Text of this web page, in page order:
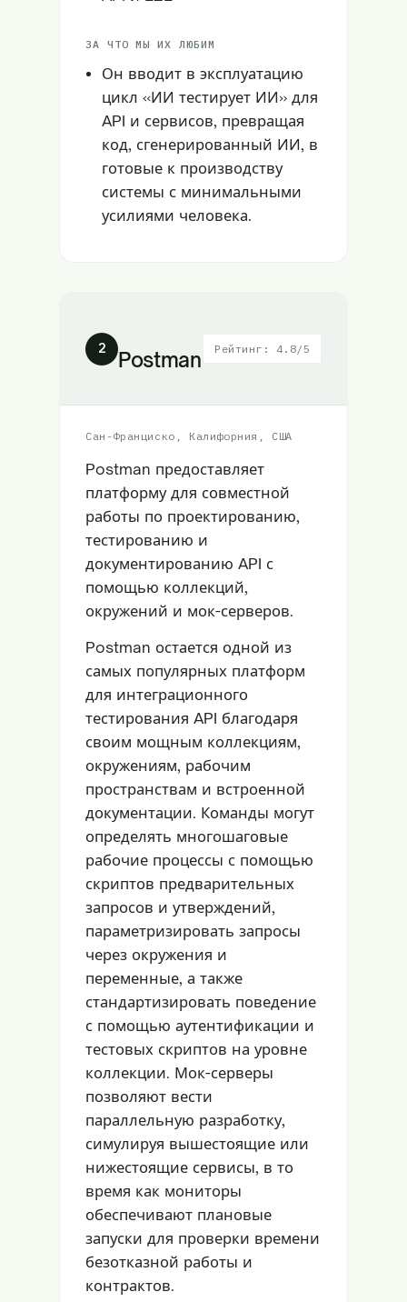
ЗА ЧТО МЫ ИХ ЛЮБИМ
Он вводит в эксплуатацию
цикл «ИИ тестирует ИИ» для
API и сервисов, превращая
код, сгенерированный ИИ, в
готовые к производству
системы с минимальными
усилиями человека.
2 Postman Рейтинг: 4.8/5
Сан-Франциско, Калифорния, США
Postman предоставляет
платформу для совместной
работы по проектированию,
тестированию и
документированию API с
помощью коллекций,
окружений и мок-серверов.
Postman остается одной из
самых популярных платформ
для интеграционного
тестирования API благодаря
своим мощным коллекциям,
окружениям, рабочим
пространствам и встроенной
документации. Команды могут
определять многошаговые
рабочие процессы с помощью
скриптов предварительных
запросов и утверждений,
параметризировать запросы
через окружения и
переменные, а также
стандартизировать поведение
с помощью аутентификации и
тестовых скриптов на уровне
коллекции. Мок-серверы
позволяют вести
параллельную разработку,
симулируя вышестоящие или
нижестоящие сервисы, в то
время как мониторы
обеспечивают плановые
запуски для проверки времени
безотказной работы и
контрактов.